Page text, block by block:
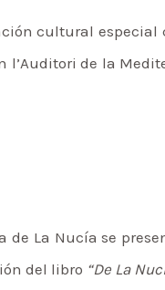
cultural especial
l’Auditori de la
de La Nucía se
del libro “De La